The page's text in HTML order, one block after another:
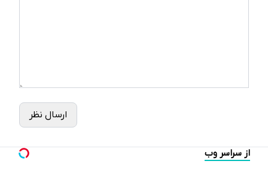
ارسال نظر
از سراسر وب